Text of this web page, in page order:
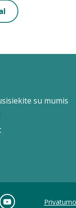
su mumis